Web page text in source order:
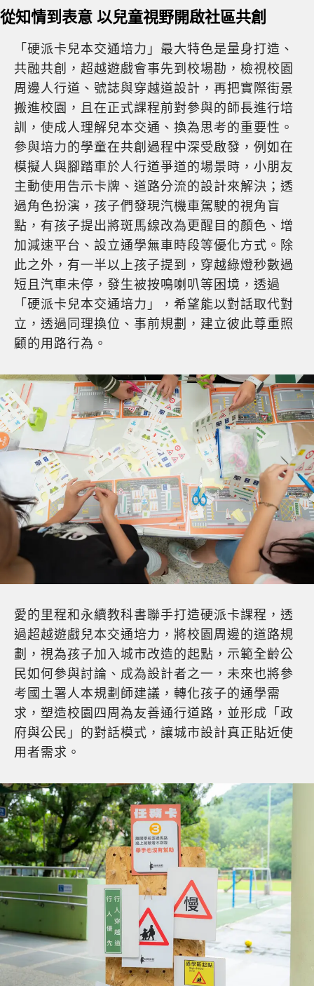
從知情到表意 以兒童視野開啟社區共創
「硬派卡兒本交通培力」最大特色是量身打造、
共融共創，超越遊戲會事先到校場勘，檢視校園
周邊人行道、號誌與穿越道設計，再把實際街景
搬進校園，且在正式課程前對參與的師長進行培
訓，使成人理解兒本交通、換為思考的重要性。
參與培力的學童在共創過程中深受啟發，例如在
模擬人與腳踏車於人行道爭道的場景時，小朋友
主動使用告示卡牌、道路分流的設計來解決；透
過角色扮演，孩子們發現汽機車駕駛的視角盲
點，有孩子提出將斑馬線改為更醒目的顏色、增
加減速平台、設立通學無車時段等優化方式。除
此之外，有一半以上孩子提到，穿越綠燈秒數過
短且汽車未停，發生被按鳴喇叭等困境，透過
「硬派卡兒本交通培力」，希望能以對話取代對
立，透過同理換位、事前規劃，建立彼此尊重照
顧的用路行為。
愛的里程和永續教科書聯手打造硬派卡課程，透
過超越遊戲兒本交通培力，將校園周邊的道路規
劃，視為孩子加入城市改造的起點，示範全齡公
民如何參與討論、成為設計者之一，未來也將參
考國土署人本規劃師建議，轉化孩子的通學需
求，塑造校園四周為友善通行道路，並形成「政
府與公民」的對話模式，讓城市設計真正貼近使
用者需求。